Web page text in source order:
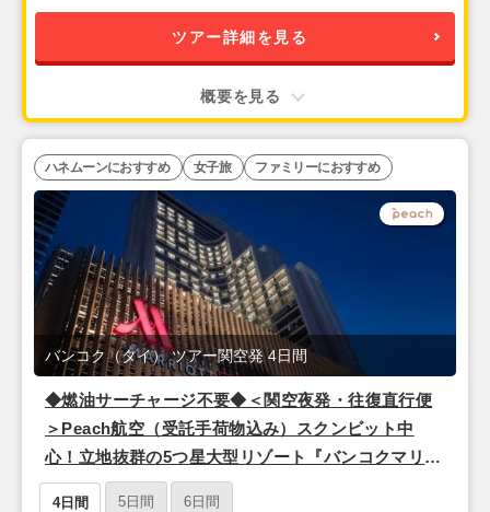
ツアー詳細を見る
概要を見る
◆燃油サーチャージ不要◆＜関空夜発・往復直行便
＞Peach航空（受託手荷物込み）スクンビット中
心！立地抜群の5つ星大型リゾート『バンコクマリオ
ットマーキスクイーンズパーク』バンコク2泊4日
バンコク（タイ） ツアー関空発 4日間
ハネムーンにおすすめ 女子旅 ファミリーにおすすめ
4日間 5日間 6日間